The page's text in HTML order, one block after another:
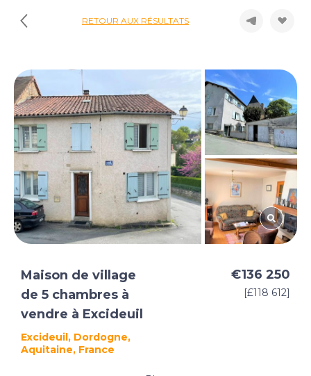
RETOUR AUX RÉSULTATS
Maison de village
de 5 chambres à
vendre à Excideuil
Excideuil, Dordogne,
Aquitaine, France
€136 250
[£118 612]